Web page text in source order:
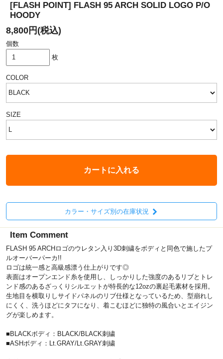
[FLASH POINT] FLASH 95 ARCH SOLID LOGO P/O
HOODY
8,800円(税込)
個数
枚
COLOR
SIZE
カートに入れる
カラー・サイズ別の在庫状況
Item Comment
FLASH 95 ARCHロゴのウレタン入り3D刺繍をボディと同色で施したプ
ルオーバーパーカ!!
ロゴは統一感と高級感漂う仕上がりです◎
表面はオープンエンド糸を使用し、しっかりした強度のあるリブとトレ
ンド感のあるざっくりシルエットが特長的な12ozの裏起毛素材を採用。
生地目を横取りしサイドパネルのリブ仕様となっているため、型崩れし
にくく、洗うほどにタフになり、着こむほどに独特の風合いとエイジン
グが楽しめます。
■BLACKボディ：BLACK/BLACK刺繍
■ASHボディ：Lt.GRAY/Lt.GRAY刺繍